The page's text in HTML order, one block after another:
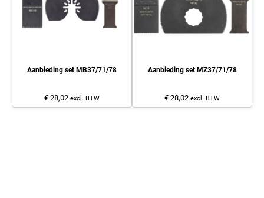
Aanbieding set MB37/71/78
€ 28,02 excl. BTW
Aanbieding set MZ37/71/78
€ 28,02 excl. BTW